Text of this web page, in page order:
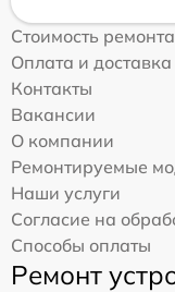
Стоимость ремонта
Оплата и доставка
Контакты
Вакансии
О компании
Ремонтируемые
Наши услуги
Согласие на
Способы оплаты
Ремонт